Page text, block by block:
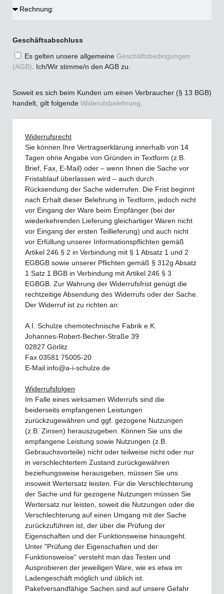
Geschäftsabschluss
Es gelten unsere allgemeine Geschäftsbedingungen
(AGB) . Ich/Wir stimme/n den AGB zu.
Soweit es sich beim Kunden um einen Verbraucher (§ 13 BGB)
handelt, gilt folgende Widerufsbelehrung
Widerrufsrecht
Sie können Ihre Vertragserklärung innerhalb von 14
Tagen ohne Angabe von Gründen in Textform (z.B.
Brief, Fax, E-Mail) oder – wenn Ihnen die Sache vor
Fristablauf überlassen wird – auch durch
Rücksendung der Sache widerrufen. Die Frist beginnt
nach Erhalt dieser Belehrung in Textform, jedoch nicht
vor Eingang der Ware beim Empfänger (bei der
wiederkehrenden Lieferung gleichartiger Waren nicht
vor Eingang der ersten Teillieferung) und auch nicht
vor Erfüllung unserer Informationspflichten gemäß
Artikel 246 § 2 in Verbindung mit § 1 Absatz 1 und 2
EGBGB sowie unserer Pflichten gemäß § 312g Absatz
1 Satz 1 BGB in Verbindung mit Artikel 246 § 3
EGBGB. Zur Wahrung der Widerrufsfrist genügt die
rechtzeitige Absendung des Widerrufs oder der Sache.
Der Widerruf ist zu richten an:
A.I. Schulze chemotechnische Fabrik e.K.
Johannes-Robert-Becher-Straße 39
02827 Görlitz
Fax 03581 75005-20
E-Mail:info@a-i-schulze.de
Widerrufsfolgen
Im Falle eines wirksamen Widerrufs sind die
beiderseits empfangenen Leistungen
zurückzugewähren und ggf. gezogene Nutzungen
(z.B. Zinsen) herauszugeben. Können Sie uns die
empfangene Leistung sowie Nutzungen (z.B.
Gebrauchsvorteile) nicht oder teilweise nicht oder nur
in verschlechtertem Zustand zurückgewähren
beziehungsweise herausgeben, müssen Sie uns
insoweit Wertersatz leisten. Für die Verschlechterung
der Sache und für gezogene Nutzungen müssen Sie
Wertersatz nur leisten, soweit die Nutzungen oder die
Verschlechterung auf einen Umgang mit der Sache
zurückzuführen ist, der über die Prüfung der
Eigenschaften und der Funktionsweise hinausgeht.
Unter "Prüfung der Eigenschaften und der
Funktionsweise" versteht man das Testen und
Ausprobieren der jeweiligen Ware, wie es etwa im
Ladengeschäft möglich und üblich ist.
Paketversandfähige Sachen sind auf unsere Gefahr